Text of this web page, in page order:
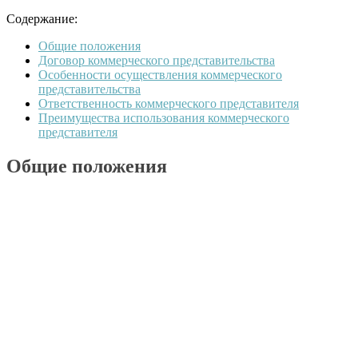
Содержание:
Общие положения
Договор коммерческого представительства
Особенности осуществления коммерческого
представительства
Ответственность коммерческого представителя
Преимущества использования коммерческого
представителя
Общие положения